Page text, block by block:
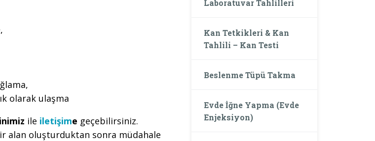
olarak ulaşma
ile iletişime geçebilirsiniz.
alan oluşturduktan sonra müdahale
Laboratuvar Tahlilleri
Kan Tetkikleri & Kan
Tahlili – Kan Testi
Beslenme Tüpü Takma
Evde İğne Yapma (Evde
Enjeksiyon)